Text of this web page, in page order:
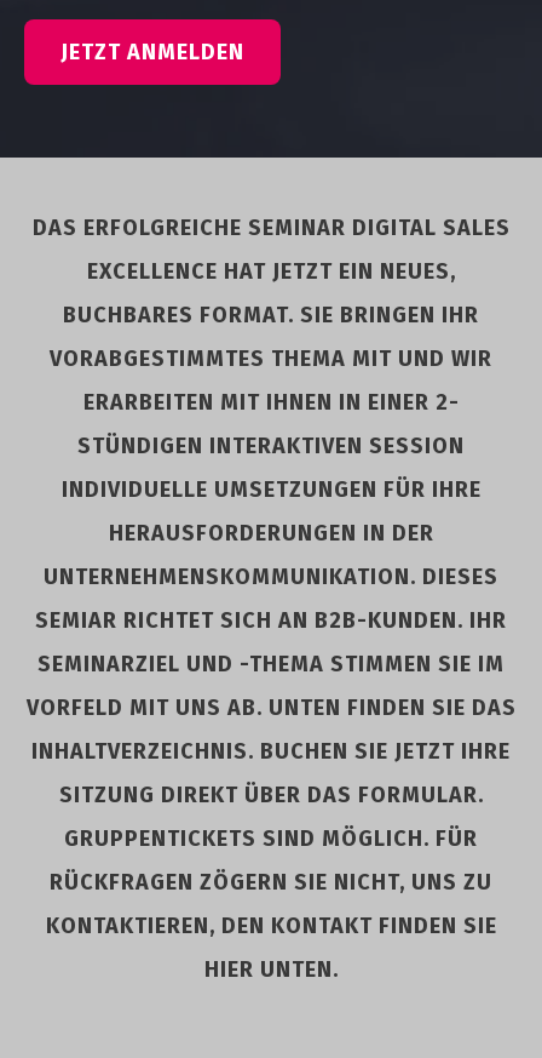
DAS ERFOLGREICHE SEMINAR DIGITAL SALES
EXCELLENCE HAT JETZT EIN NEUES,
BUCHBARES FORMAT. SIE BRINGEN IHR
VORABGESTIMMTES THEMA MIT UND WIR
ERARBEITEN MIT IHNEN IN EINER 2-
STÜNDIGEN INTERAKTIVEN SESSION
INDIVIDUELLE UMSETZUNGEN FÜR IHRE
HERAUSFORDERUNGEN IN DER
UNTERNEHMENSKOMMUNIKATION. DIESES
SEMIAR RICHTET SICH AN B2B-KUNDEN. IHR
SEMINARZIEL UND -THEMA STIMMEN SIE IM
VORFELD MIT UNS AB. UNTEN FINDEN SIE DAS
INHALTVERZEICHNIS. BUCHEN SIE JETZT IHRE
SITZUNG DIREKT ÜBER DAS FORMULAR.
GRUPPENTICKETS SIND MÖGLICH. FÜR
RÜCKFRAGEN ZÖGERN SIE NICHT, UNS ZU
KONTAKTIEREN, DEN KONTAKT FINDEN SIE
HIER UNTEN.